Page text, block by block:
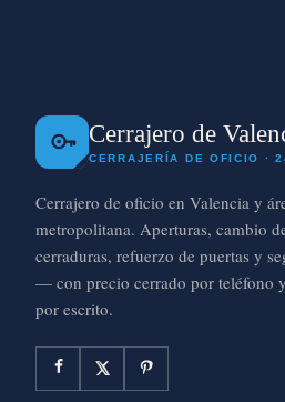
Cerrajero de
CERRAJERÍA DE OFICIO ·
Cerrajero de oficio en Valencia y
metropolitana. Aperturas, cambio
cerraduras, refuerzo de puertas y
— con precio cerrado por teléfono
por escrito.